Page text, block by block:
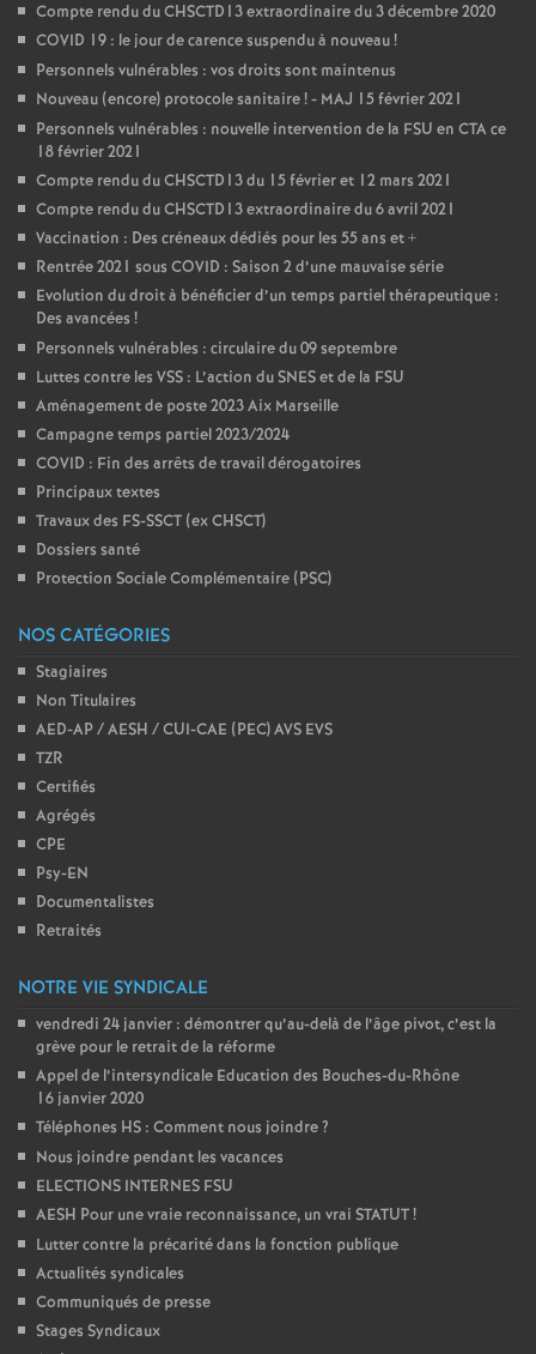
Compte rendu du CHSCTD13 extraordinaire du 3 décembre 2020
COVID 19 : le jour de carence suspendu à nouveau!
Personnels vulnérables : vos droits sont maintenus
Nouveau (encore) protocole sanitaire! - MAJ 15 février 2021
Personnels vulnérables : nouvelle intervention de la FSU en CTA ce
18 février 2021
Compte rendu du CHSCTD13 du 15 février et 12 mars 2021
Compte rendu du CHSCTD13 extraordinaire du 6 avril 2021
Vaccination : Des créneaux dédiés pour les 55 ans et +
Rentrée 2021 sous COVID : Saison 2 d’une mauvaise série
Evolution du droit à bénéficier d’un temps partiel thérapeutique :
Des avancées !
Personnels vulnérables : circulaire du 09 septembre
Luttes contre les VSS : L’action du SNES et de la FSU
Aménagement de poste 2023 Aix Marseille
Campagne temps partiel 2023/2024
COVID : Fin des arrêts de travail dérogatoires
Principaux textes
Travaux des FS-SSCT (ex CHSCT)
Dossiers santé
Protection Sociale Complémentaire (PSC)
NOS CATÉGORIES
Stagiaires
Non Titulaires
AED-AP / AESH / CUI-CAE (PEC) AVS EVS
TZR
Certifiés
Agrégés
CPE
Psy-EN
Documentalistes
Retraités
NOTRE VIE SYNDICALE
vendredi 24 janvier : démontrer qu’au-delà de l’âge pivot, c’est la
grève pour le retrait de la réforme
Appel de l’intersyndicale Education des Bouches-du-Rhône
16 janvier 2020
Téléphones HS : Comment nous joindre?
Nous joindre pendant les vacances
ELECTIONS INTERNES FSU
AESH Pour une vraie reconnaissance, un vrai STATUT!
Lutter contre la précarité dans la fonction publique
Actualités syndicales
Communiqués de presse
Stages Syndicaux